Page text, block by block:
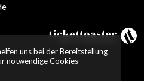
uns bei der Bereitstellung
notwendige Cookies